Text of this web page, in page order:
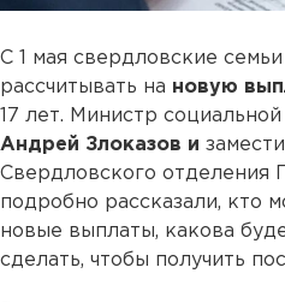
С 1 мая свердловские
рассчитывать на новую
17 лет. Министр
Андрей Злоказов и
Свердловского отделения
подробно рассказали, кто
новые выплаты, какова
сделать, чтобы получить